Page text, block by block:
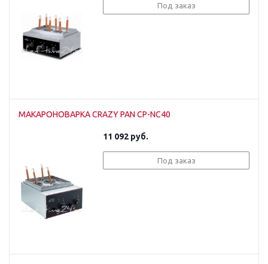
Под заказ
МАКАРОНОВАРКА CRAZY PAN CP-NC40
11 092 руб.
Под заказ